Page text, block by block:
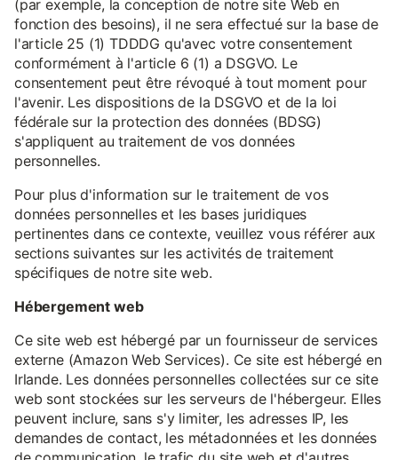
(par exemple, la conception de notre site Web en
fonction des besoins), il ne sera effectué sur la base de
l'article 25 (1) TDDDG qu'avec votre consentement
conformément à l'article 6 (1) a DSGVO. Le
consentement peut être révoqué à tout moment pour
l'avenir. Les dispositions de la DSGVO et de la loi
fédérale sur la protection des données (BDSG)
s'appliquent au traitement de vos données
personnelles.
Pour plus d'information sur le traitement de vos
données personnelles et les bases juridiques
pertinentes dans ce contexte, veuillez vous référer aux
sections suivantes sur les activités de traitement
spécifiques de notre site web.
Hébergement web
Ce site web est hébergé par un fournisseur de services
externe (Amazon Web Services). Ce site est hébergé en
Irlande. Les données personnelles collectées sur ce site
web sont stockées sur les serveurs de l'hébergeur. Elles
peuvent inclure, sans s'y limiter, les adresses IP, les
demandes de contact, les métadonnées et les données